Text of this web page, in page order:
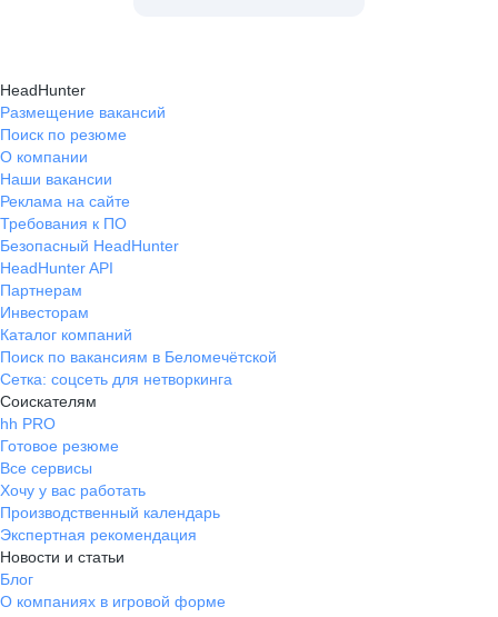
HeadHunter
Размещение вакансий
Поиск по резюме
О компании
Наши вакансии
Реклама на сайте
Требования к ПО
Безопасный HeadHunter
HeadHunter API
Партнерам
Инвесторам
Каталог компаний
Поиск по вакансиям в Беломечётской
Сетка: соцсеть для нетворкинга
Соискателям
hh PRO
Готовое резюме
Все сервисы
Хочу у вас работать
Производственный календарь
Экспертная рекомендация
Новости и статьи
Блог
О компаниях в игровой форме